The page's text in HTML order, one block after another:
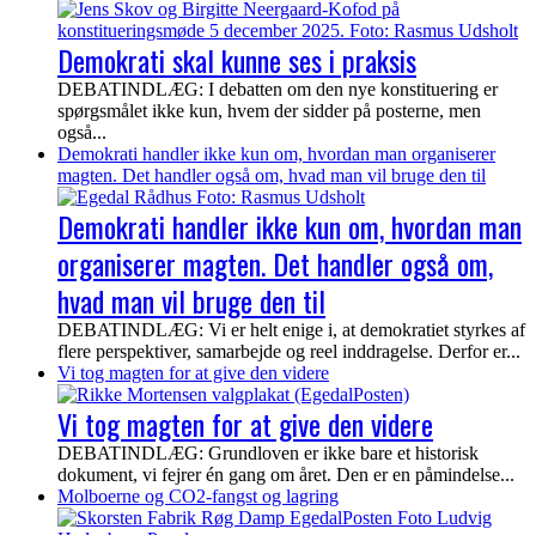
Demokrati skal kunne ses i praksis
DEBATINDLÆG: I debatten om den nye konstituering er
spørgsmålet ikke kun, hvem der sidder på posterne, men
også...
Demokrati handler ikke kun om, hvordan man organiserer
magten. Det handler også om, hvad man vil bruge den til
Demokrati handler ikke kun om, hvordan man
organiserer magten. Det handler også om,
hvad man vil bruge den til
DEBATINDLÆG: Vi er helt enige i, at demokratiet styrkes af
flere perspektiver, samarbejde og reel inddragelse. Derfor er...
Vi tog magten for at give den videre
Vi tog magten for at give den videre
DEBATINDLÆG: Grundloven er ikke bare et historisk
dokument, vi fejrer én gang om året. Den er en påmindelse...
Molboerne og CO2-fangst og lagring